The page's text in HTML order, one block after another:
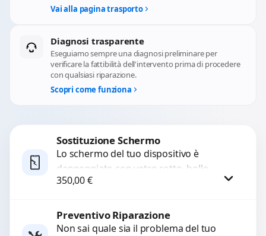
Vai alla pagina trasporto
Diagnosi trasparente
Eseguiamo sempre una diagnosi preliminare per
verificare la fattibilità dell'intervento prima di procedere
con qualsiasi riparazione.
Scopri come funziona
Sostituzione Schermo
Lo schermo del tuo dispositivo è
danneggiato con vetro rotto, bolle,
macchie, schermo nero o pixel morti?
350,00€
Procedi
Preventivo Riparazione
Non sai quale sia il problema del tuo